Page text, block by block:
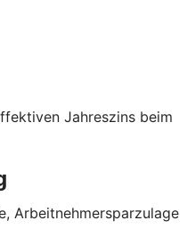
Jahreszins beim
Arbeitnehmersparzulage